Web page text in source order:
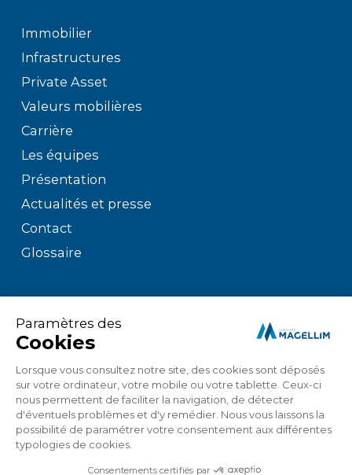
Immobilier
Infrastructures
Private Asset
Valeurs mobilières
Carrière
Les équipes
Présentation
Actualités et presse
Contact
Glossaire
Politique de confidentialité
Politique de gestion des cookies